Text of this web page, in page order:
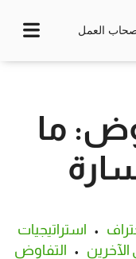
العمل
ما
• استراتيجيات
الآخرين • التفاوض